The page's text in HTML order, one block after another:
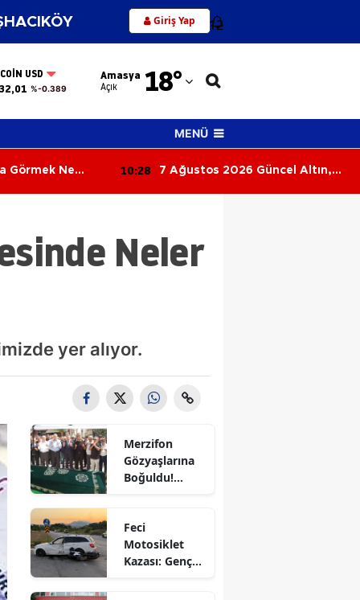
Giriş Yap 12
USD
%-0.389
Amasya
Açık 18°
Adana
Adıyaman
Ağrı
Amasya
Antalya
Balıkesir
Bilecik
Bingöl
Bitlis
Bolu
Bursa
MENÜ
Görmek Ne
10:28
7 Ağustos 2026 Güncel Altın,
Neler
yer alıyor.
Merzifon
Gözyaşlarına
Boğuldu!
Son
Yolculuğuna
Uğurlandı
Feci
Motosiklet
Kazası: Genç